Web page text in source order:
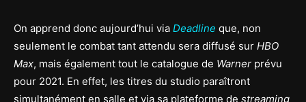
On apprend donc aujourd’hui via Deadline que, non
seulement le combat tant attendu sera diffusé sur HBO
Max, mais également tout le catalogue de Warner prévu
pour 2021. En effet, les titres du studio paraîtront
simultanément en salle et via sa plateforme de streaming